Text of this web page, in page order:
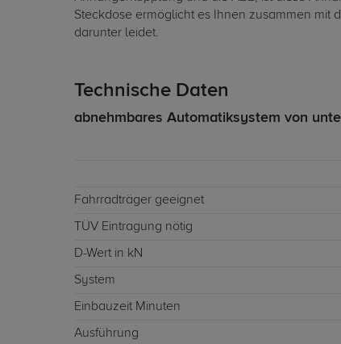
Steckdose ermöglicht es Ihnen zusammen mit
darunter leidet.
Technische Daten
abnehmbares Automatiksystem von
Fahrradträger geeignet
TÜV Eintragung nötig
D-Wert in kN
System
Einbauzeit Minuten
Ausführung